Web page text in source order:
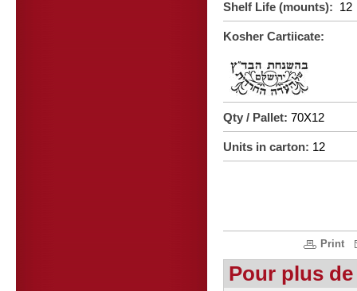
Shelf Life (mounts): 12
Kosher Cartiicate:
Qty / Pallet: 70X12
Units in carton: 12
Print
Pour plus